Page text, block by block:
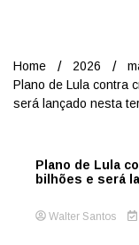
Home 2026
Plano de Lula contra
será lançado nesta
Plano de Lula
bilhões e será
Walter Santos